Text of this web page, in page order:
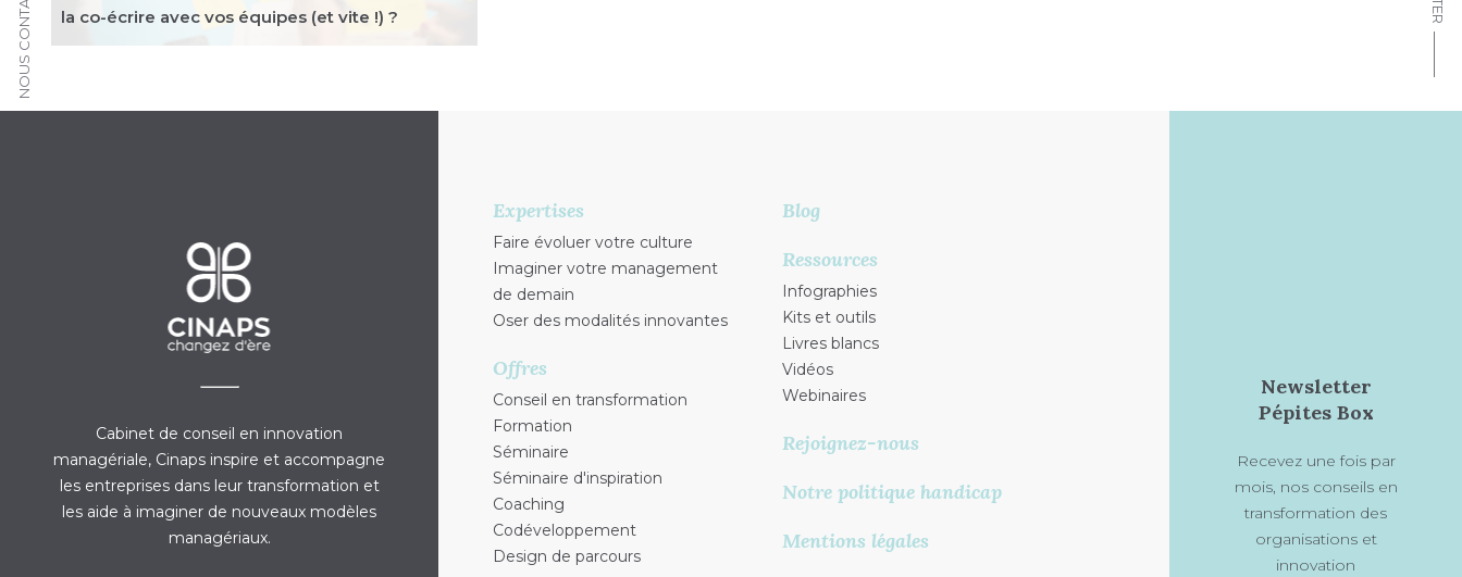
NOUS CONTACTER
la co-écrire avec vos équipes (et vite !) ?
Cabinet de conseil en innovation
managériale, Cinaps inspire et accompagne
les entreprises dans leur transformation et
les aide à imaginer de nouveaux modèles
managériaux.
Expertises
Faire évoluer votre culture
Imaginer votre management
de demain
Oser des modalités innovantes
Offres
Conseil en transformation
Formation
Séminaire
Séminaire d'inspiration
Coaching
Codéveloppement
Design de parcours
Blog
Ressources
Infographies
Kits et outils
Livres blancs
Vidéos
Webinaires
Rejoignez-nous
Notre politique handicap
Mentions légales
Newsletter
Pépites Box
Recevez une fois par
mois, nos conseils en
transformation des
organisations et
innovation